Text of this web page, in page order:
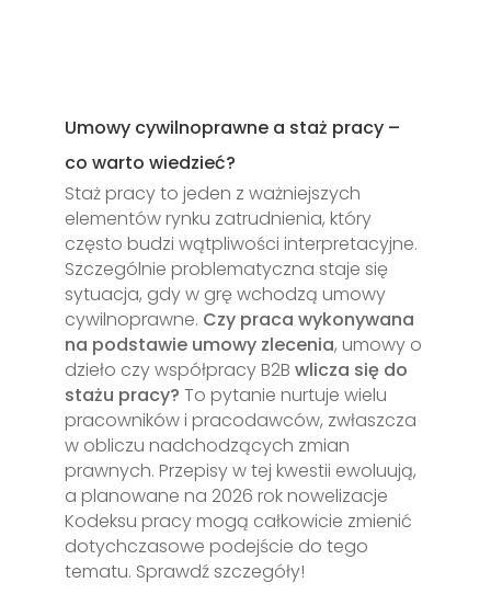
Umowy cywilnoprawne a staż pracy –
co warto wiedzieć?
Staż pracy to jeden z ważniejszych
elementów rynku zatrudnienia, który
często budzi wątpliwości interpretacyjne.
Szczególnie problematyczna staje się
sytuacja, gdy w grę wchodzą umowy
cywilnoprawne. Czy praca wykonywana
na podstawie umowy zlecenia, umowy o
dzieło czy współpracy B2Bwlicza się do
stażu pracy? To pytanie nurtuje wielu
pracowników i pracodawców, zwłaszcza
w obliczu nadchodzących zmian
prawnych. Przepisy w tej kwestii ewoluują,
a planowane na 2026 rok nowelizacje
Kodeksu pracy mogą całkowicie zmienić
dotychczasowe podejście do tego
tematu. Sprawdź szczegóły!